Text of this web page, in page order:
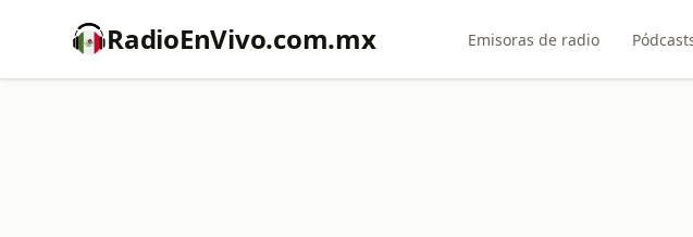
RadioEnVivo.com.mx Emisoras de radio